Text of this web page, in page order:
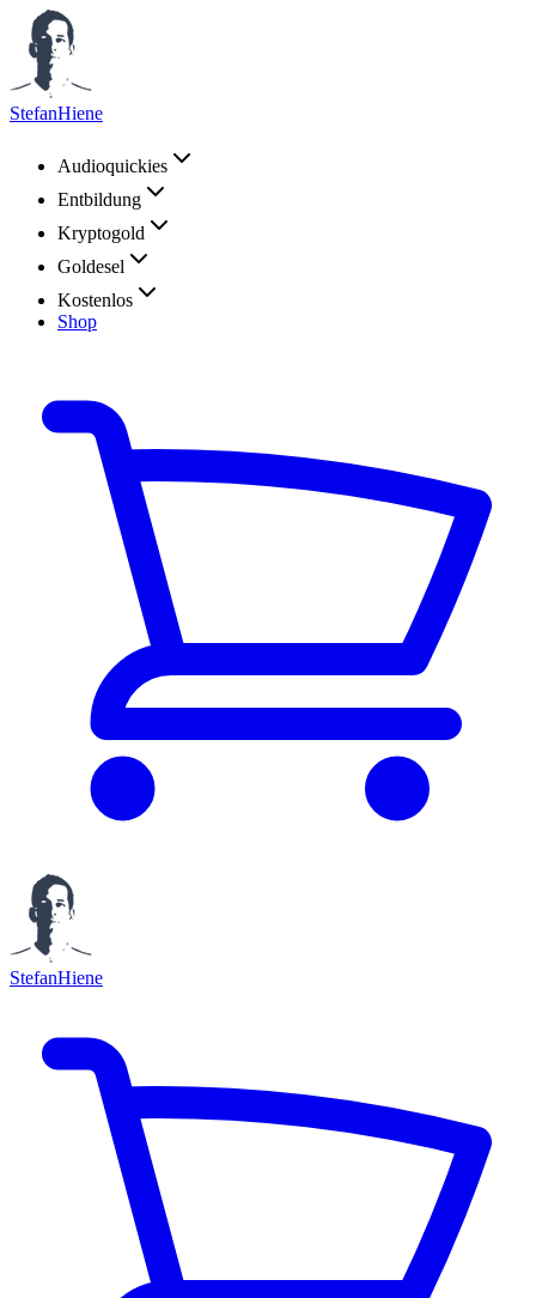
StefanHiene
Audioquickies
Entbildung
Kryptogold
Goldesel
Kostenlos
Shop
StefanHiene